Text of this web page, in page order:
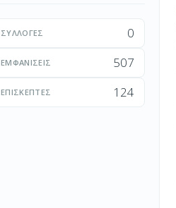
ΣΥΛΛΟΓΈΣ 0
ΕΜΦΑΝΊΣΕΙΣ 507
ΕΠΙΣΚΈΠΤΕΣ 124